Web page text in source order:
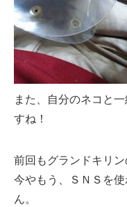
また、自分のネコと
すね！
前回もグランドキリン
今やもう、ＳＮＳを
ん。